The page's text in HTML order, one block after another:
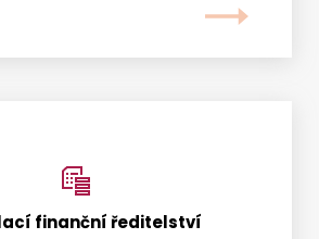
finanční ředitelství